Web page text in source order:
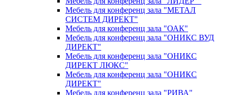
Мебель для конференц зала "МЕТАЛ
СИСТЕМ ДИРЕКТ"
Мебель для конференц зала "ОАК"
Мебель для конференц зала "ОНИКС ВУД
ДИРЕКТ"
Мебель для конференц зала "ОНИКС
ДИРЕКТ ЛЮКС"
Мебель для конференц зала "ОНИКС
ДИРЕКТ"
Мебель для конференц зала "РИВА"